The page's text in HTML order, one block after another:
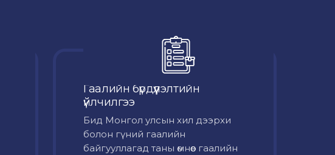
Гаалийн бүрдүүлэлтийн
үйлчилгээ
Бид Монгол улсын хил дээрхи
болон гүний гаалийн
байгууллагад таны өмнөөс гаалийн